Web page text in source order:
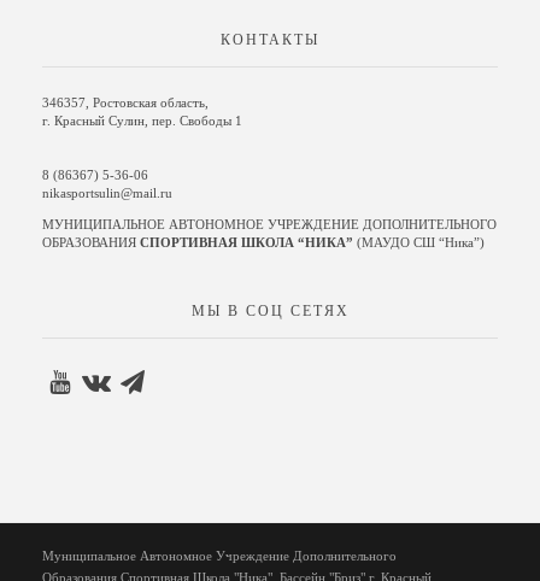
КОНТАКТЫ
346357, Ростовская область,
г. Красный Сулин, пер. Свободы 1
8 (86367) 5-36-06
nikasportsulin@mail.ru
МУНИЦИПАЛЬНОЕ АВТОНОМНОЕ УЧРЕЖДЕНИЕ ДОПОЛНИТЕЛЬНОГО
ОБРАЗОВАНИЯ СПОРТИВНАЯ ШКОЛА “НИКА” (МАУДО СШ “Ника”)
МЫ В СОЦ СЕТЯХ
Муниципальное Автономное Учреждение Дополнительного